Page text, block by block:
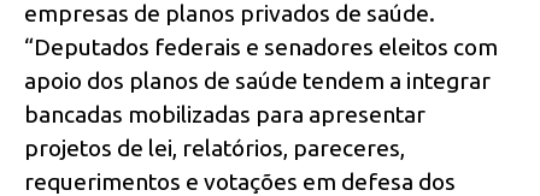
empresas de planos privados de saúde.
“Deputados federais e senadores eleitos com
apoio dos planos de saúde tendem a integrar
bancadas mobilizadas para apresentar
projetos de lei, relatórios, pareceres,
requerimentos e votações em defesa dos